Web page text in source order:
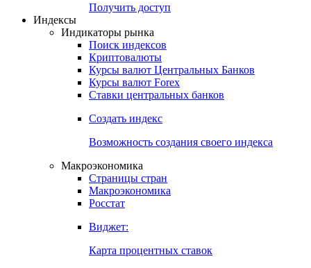
Получить доступ
Индексы
Индикаторы рынка
Поиск индексов
Криптовалюты
Курсы валют Центральных Банков
Курсы валют Forex
Ставки центральных банков
Создать индекс
Возможность создания своего индекса
Макроэкономика
Страницы стран
Макроэкономика
Росстат
Виджет:
Карта процентных ставок